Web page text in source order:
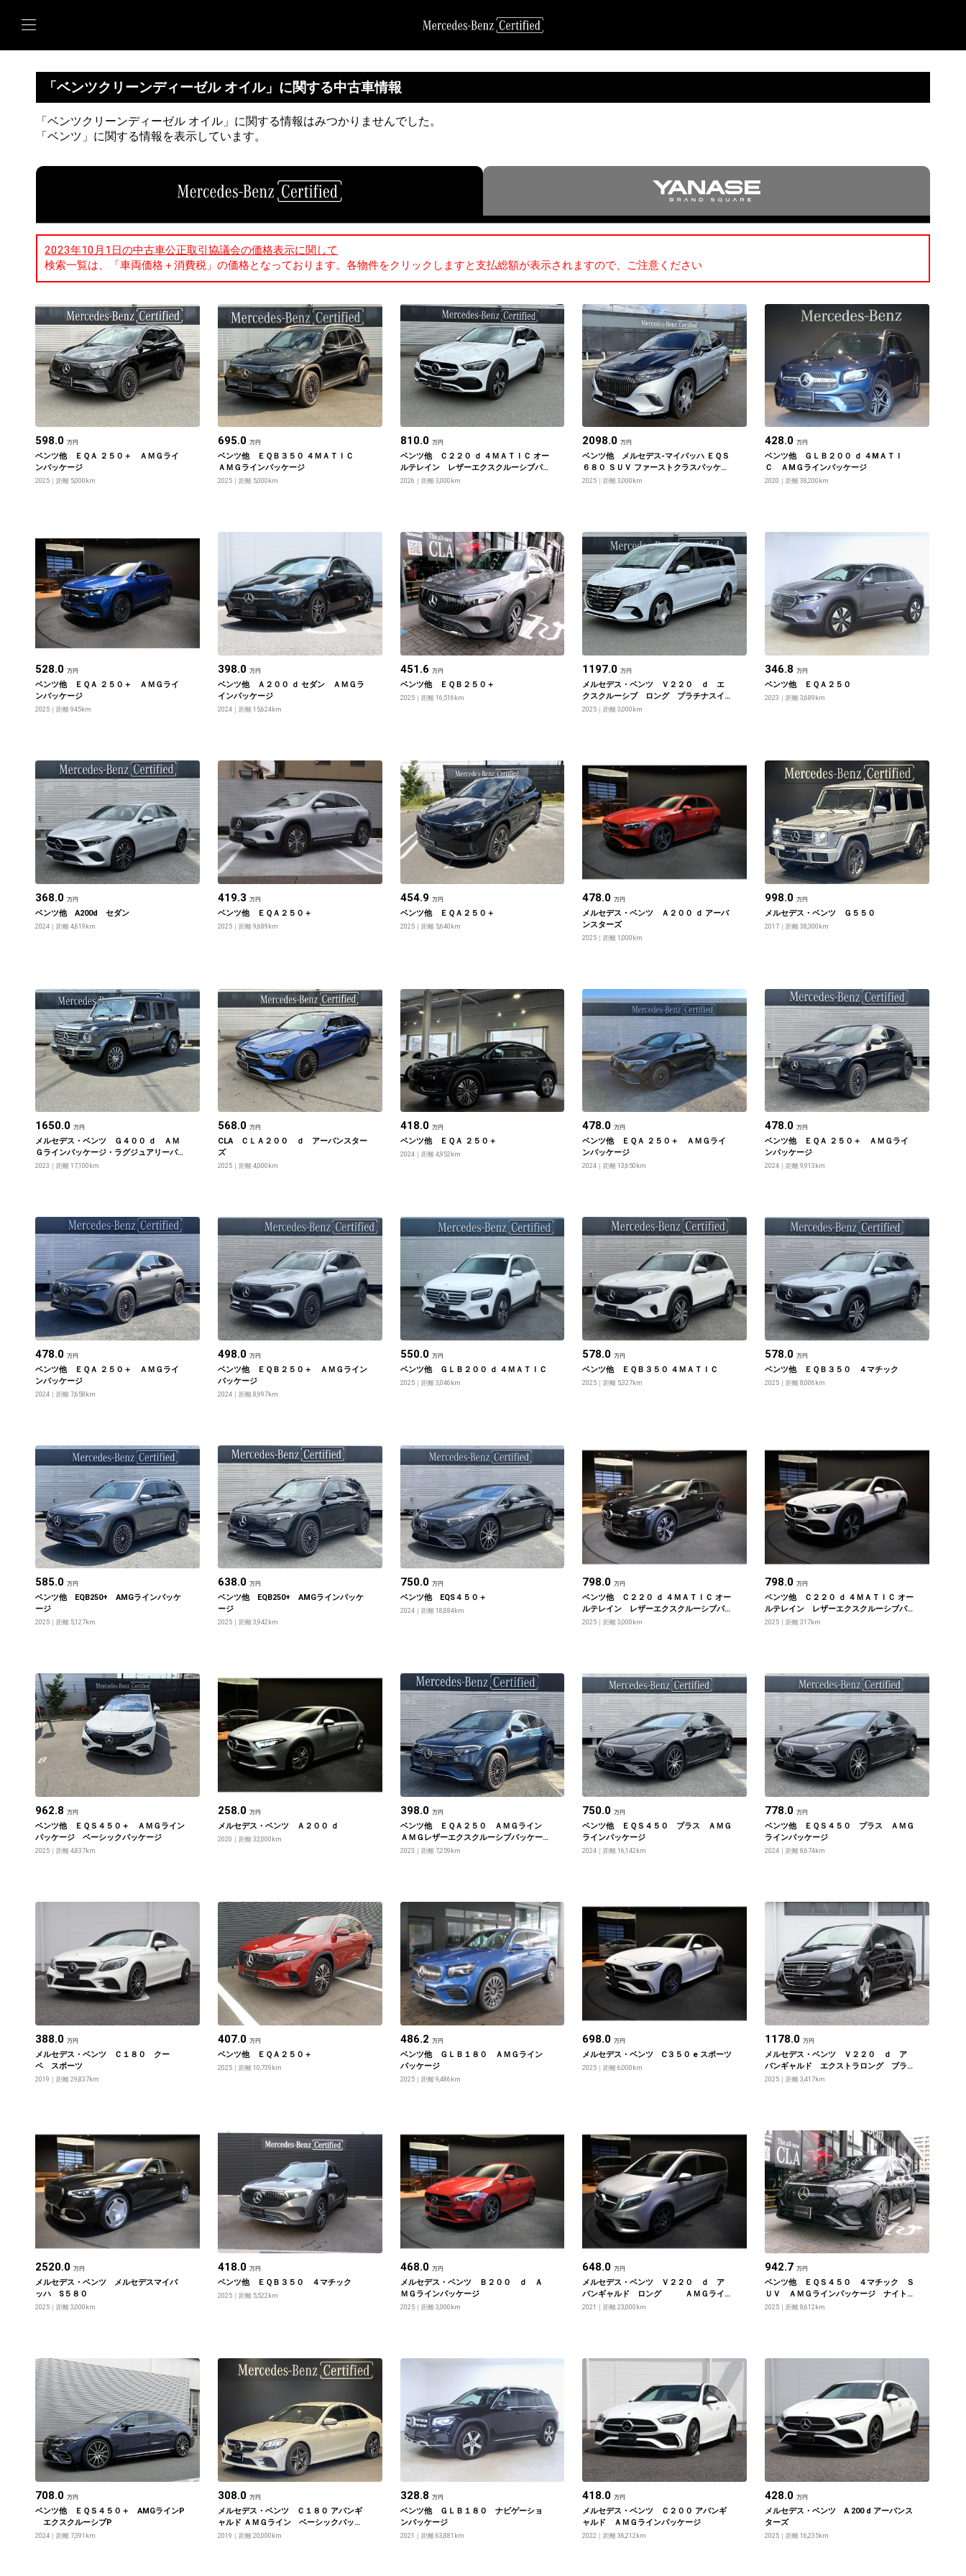
「ベンツクリーンディーゼル オイル」に関する中古車情報
「ベンツクリーンディーゼル オイル」に関する情報はみつかりませんでした。
「ベンツ」に関する情報を表示しています。
2023年10月1日の中古車公正取引協議会の価格表示に関して
検索一覧は、「車両価格＋消費税」の価格となっております。各物件をクリックしますと支払総額が表示されますので、ご注意ください
598.0 万円
ベンツ他 ＥＱＡ ２５０＋ ＡＭＧライ
ンパッケージ
2025 距離 5,000km
695.0 万円
ベンツ他 ＥＱＢ３５０ ４ＭＡＴＩＣ
ＡＭＧラインパッケージ
2025 距離 5,000km
810.0 万円
ベンツ他 Ｃ２２０ ｄ ４ＭＡＴＩＣ オー
ルテレイン レザーエクスクルーシブパ
ッケージ
2026 距離 3,000km
2098.0万円
ベンツ他 メルセデス‐マイバッハ ＥＱＳ
６８０ ＳＵＶ ファーストクラスパッケー
ジ
2025 距離 3,000km
428.0万円
ベンツ他 ＧＬＢ２００ ｄ ４МＡＴＩ
Ｃ ＡМＧラインパッケージ
2020 距離 38,200km
528.0 万円
ベンツ他 ＥＱＡ ２５０＋ ＡＭＧライ
ンパッケージ
2025 距離 945km
398.0 万円
ベンツ他 Ａ２００ ｄ セダン ＡＭＧラ
インパッケージ
2024 距離 15,624km
451.6 万円
ベンツ他 ＥＱＢ２５０＋
2025 距離 16,516km
1197.0万円
メルセデス・ベンツ Ｖ２２０ ｄ エ
クスクルーシブ ロング プラチナスイ
ート
2025 距離 3,000km
346.8万円
ベンツ他 ＥＱＡ２５０
2023 距離 3,689km
368.0 万円
ベンツ他 A200d セダン
2024 距離 4,619km
419.3 万円
ベンツ他 ＥＱＡ２５０＋
2025 距離 9,689km
454.9 万円
ベンツ他 ＥＱＡ２５０＋
2025 距離 5,640km
478.0万円
メルセデス・ベンツ Ａ２００ ｄ アーバ
ンスターズ
2025 距離 1,000km
998.0万円
メルセデス・ベンツ Ｇ５５０
2017 距離 38,300km
1650.0 万円
メルセデス・ベンツ Ｇ４００ ｄ ＡＭ
Ｇラインパッケージ・ラグジュアリーパ
ッケージ・Ｇ ｍａｎｕｆａｋｔｕｒプロ
2023 距離 17,100km
568.0 万円
CLA ＣＬＡ２００ ｄ アーバンスター
ズ
2025 距離 4,000km
418.0 万円
ベンツ他 ＥＱＡ ２５０＋
2024 距離 4,952km
478.0万円
ベンツ他 ＥＱＡ ２５０＋ ＡＭＧライ
ンパッケージ
2024 距離 13,650km
478.0万円
ベンツ他 ＥＱＡ ２５０＋ ＡＭＧライ
ンパッケージ
2024 距離 9,913km
478.0 万円
ベンツ他 ＥＱＡ ２５０＋ ＡＭＧライ
ンパッケージ
2024 距離 7,658km
498.0 万円
ベンツ他 ＥＱＢ２５０＋ ＡＭＧライン
パッケージ
2024 距離 8,997km
550.0 万円
ベンツ他 ＧＬＢ２００ ｄ ４ＭＡＴＩＣ
2025 距離 3,046km
578.0万円
ベンツ他 ＥＱＢ３５０ ４ＭＡＴＩＣ
2025 距離 5,327km
578.0万円
ベンツ他 ＥＱＢ３５０ ４マチック
2025 距離 8,006km
585.0 万円
ベンツ他 EQB250+ AMGラインパッケ
ージ
2025 距離 5,127km
638.0 万円
ベンツ他 EQB250+ AMGラインパッケ
ージ
2025 距離 3,942km
750.0 万円
ベンツ他 EQS４５０＋
2024 距離 18,884km
798.0万円
ベンツ他 Ｃ２２０ ｄ ４ＭＡＴＩＣ オー
ルテレイン レザーエクスクルーシブパ
ッケージ
2025 距離 3,000km
798.0万円
ベンツ他 Ｃ２２０ ｄ ４ＭＡＴＩＣ オー
ルテレイン レザーエクスクルーシブパ
ッケージ
2025 距離 317km
962.8 万円
ベンツ他 ＥＱＳ４５０＋ ＡＭＧライン
パッケージ ベーシックパッケージ
2025 距離 4,837km
258.0 万円
メルセデス・ベンツ Ａ２００ ｄ
2020 距離 32,000km
398.0 万円
ベンツ他 ＥＱＡ２５０ ＡＭＧライン
ＡＭＧレザーエクスクルーシブパッケー
ジ
2023 距離 7,259km
750.0万円
ベンツ他 ＥＱＳ４５０ プラス ＡＭＧ
ラインパッケージ
2024 距離 16,142km
778.0万円
ベンツ他 ＥＱＳ４５０ プラス ＡＭＧ
ラインパッケージ
2024 距離 8,674km
388.0 万円
メルセデス・ベンツ Ｃ１８０ クー
ペ スポーツ
2019 距離 29,837km
407.0 万円
ベンツ他 ＥＱＡ２５０＋
2025 距離 10,739km
486.2 万円
ベンツ他 ＧＬＢ１８０ ＡＭＧライン
パッケージ
2025 距離 9,486km
698.0万円
メルセデス・ベンツ C３５０ e スポーツ
2025 距離 6,000km
1178.0万円
メルセデス・ベンツ Ｖ２２０ ｄ ア
バンギャルド エクストラロング ブラ
ックスイート
2025 距離 3,417km
2520.0 万円
メルセデス・ベンツ メルセデスマイバ
ッハ S５８０
2025 距離 3,000km
418.0 万円
ベンツ他 ＥＱＢ３５０ ４マチック
2025 距離 5,522km
468.0 万円
メルセデス・ベンツ Ｂ２００ ｄ Ａ
ＭＧラインパッケージ
2025 距離 3,000km
648.0万円
メルセデス・ベンツ Ｖ２２０ ｄ ア
バンギャルド ロング ＡＭＧライ
ン
2021 距離 23,000km
942.7万円
ベンツ他 ＥＱＳ４５０ ４マチック Ｓ
ＵＶ ＡＭＧラインパッケージ ナイト
パッケージ
2025 距離 8,612km
708.0 万円
ベンツ他 ＥＱＳ４５０＋ AMGラインP
エクスクルーシブP
2024 距離 7,391km
308.0 万円
メルセデス・ベンツ Ｃ１８０ アバンギ
ャルド ＡＭＧライン ベーシックパッケ
ージ
2019 距離 20,000km
328.8 万円
ベンツ他 ＧＬＢ１８０ ナビゲーショ
ンパッケージ
2021 距離 63,881km
418.0万円
メルセデス・ベンツ Ｃ２００ アバンギ
ャルド ＡＭＧラインパッケージ
2022 距離 36,212km
428.0万円
メルセデス・ベンツ A 200 d アーバンス
ターズ
2025 距離 16,235km